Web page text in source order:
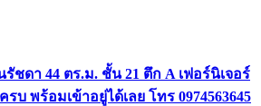
ชดา 44 ตร.ม. ชั้น 21 ตึก A เฟอร์นิเจอร์
บ พร้อมเข้าอยู่ได้เลย โทร 0974563645